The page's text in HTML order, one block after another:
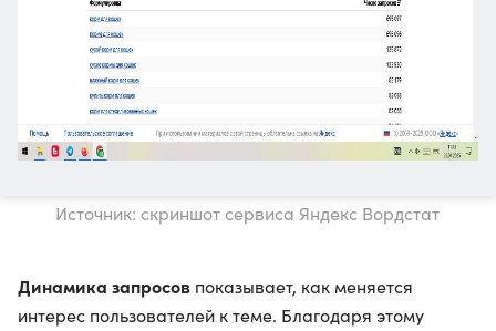
Источник: скриншот сервиса Яндекс Вордстат
Динамика запросов показывает, как меняется
интерес пользователей к теме. Благодаря этому